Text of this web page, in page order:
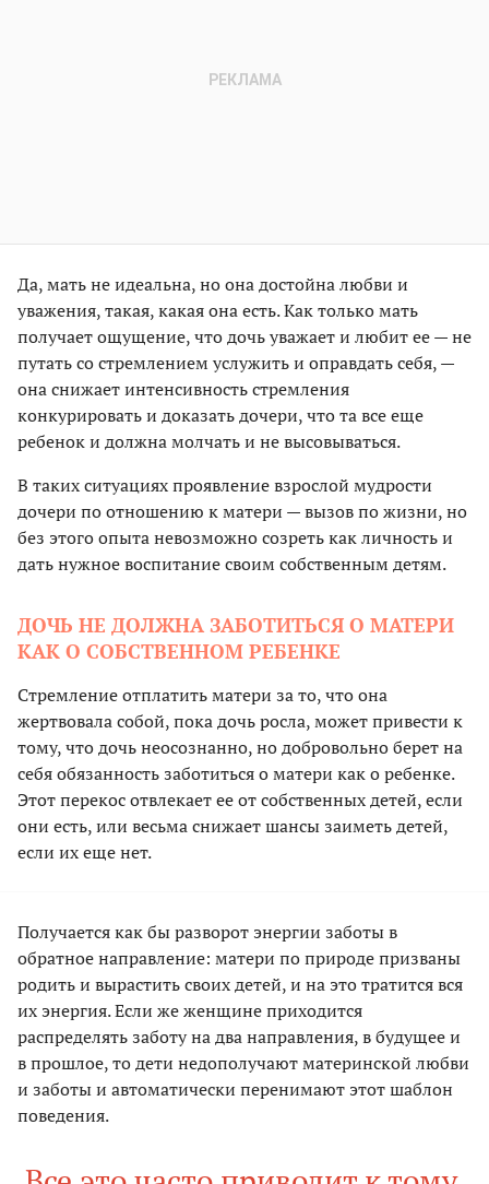
Да, мать не идеальна, но она достойна любви и
уважения, такая, какая она есть. Как только мать
получает ощущение, что дочь уважает и любит ее — не
путать со стремлением услужить и оправдать себя, —
она снижает интенсивность стремления
конкурировать и доказать дочери, что та все еще
ребенок и должна молчать и не высовываться.
В таких ситуациях проявление взрослой мудрости
дочери по отношению к матери — вызов по жизни, но
без этого опыта невозможно созреть как личность и
дать нужное воспитание своим собственным детям.
ДОЧЬ НЕ ДОЛЖНА ЗАБОТИТЬСЯ О МАТЕРИ
КАК О СОБСТВЕННОМ РЕБЕНКЕ
Стремление отплатить матери за то, что она
жертвовала собой, пока дочь росла, может привести к
тому, что дочь неосознанно, но добровольно берет на
себя обязанность заботиться о матери как о ребенке.
Этот перекос отвлекает ее от собственных детей, если
они есть, или весьма снижает шансы заиметь детей,
если их еще нет.
Получается как бы разворот энергии заботы в
обратное направление: матери по природе призваны
родить и вырастить своих детей, и на это тратится вся
их энергия. Если же женщине приходится
распределять заботу на два направления, в будущее и
в прошлое, то дети недополучают материнской любви
и заботы и автоматически перенимают этот шаблон
поведения.